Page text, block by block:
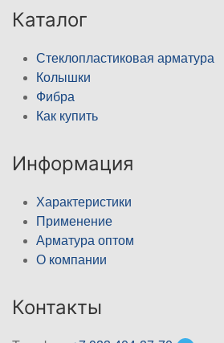
Каталог
Стеклопластиковая арматура
Колышки
Фибра
Как купить
Информация
Характеристики
Применение
Арматура оптом
О компании
Контакты